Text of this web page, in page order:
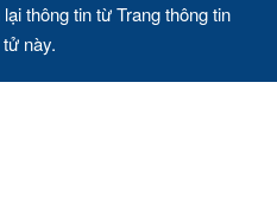
thông tin từ Trang thông tin
này.